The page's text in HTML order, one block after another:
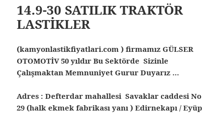
14.9-30 SATILIK TRAKTÖR
LASTİKLER
(kamyonlastikfiyatlari.com ) firmamız GÜLSER
OTOMOTİV 50 yıldır Bu Sektörde Sizinle
Çalışmaktan Memnuniyet Gurur Duyarız …
Adres : Defterdar mahallesi Savaklar caddesi No
29 (halk ekmek fabrikası yanı ) Edirnekapı / Eyüp